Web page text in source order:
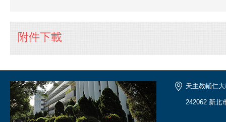
附件下載
天主教輔仁
242062 新北